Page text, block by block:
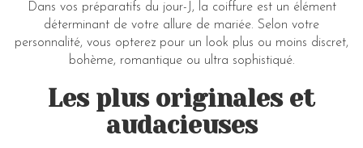
Dans vos préparatifs du jour-J, la coiffure est un élément
déterminant de votre allure de mariée. Selon votre
personnalité, vous opterez pour un look plus ou moins discret,
bohème, romantique ou ultra sophistiqué.
Les plus originales et
audacieuses